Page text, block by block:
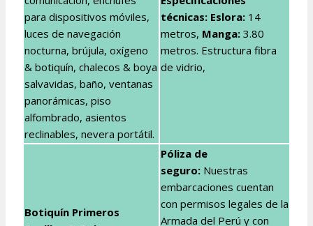
para dispositivos móviles,
luces de navegación
nocturna, brújula, oxígeno
& botiquín, chalecos & boya
salvavidas, baño, ventanas
panorámicas, piso
alfombrado, asientos
reclinables, nevera portátil.
técnicas: Eslora: 14
metros, Manga: 3.80
metros. Estructura fibra
de vidrio,
Botiquín Primeros
Póliza de
seguro: Nuestras
embarcaciones cuentan
con permisos legales de la
Armada del Perú y con